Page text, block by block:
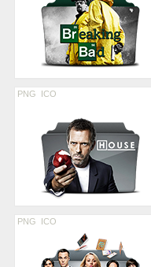
PNG ICO
PNG ICO